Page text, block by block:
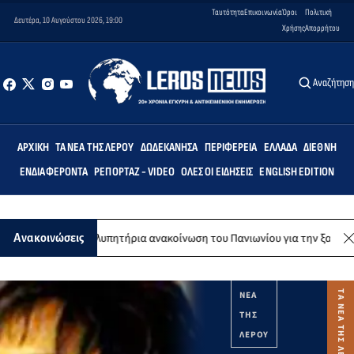
Δευτέρα, 10 Αυγούστου 2026, 19:00
ΤαυτότηταΕπικοινωνίαΌροι
Χρήσης
Πολιτική
Απορρήτου
Αναζήτηση
ΑΡΧΙΚΉ ΤΑ ΝΈΑ ΤΗΣ ΛΈΡΟΥ ΔΩΔΕΚΆΝΗΣΑ ΠΕΡΙΦΈΡΕΙΑ ΕΛΛΆΔΑ ΔΙΕΘΝΉ
ΕΝΔΙΑΦΈΡΟΝΤΑ ΡΕΠΟΡΤΆΖ - VIDEO ΌΛΕΣ ΟΙ ΕΙΔΉΣΕΙΣ ENGLISH EDITION
Ανακοινώσεις
Συλλυπητήρια ανακοίνωση του Πανιωνίου για την ξαφνική
ΝΕΑ
ΤΗΣ
ΛΕΡΟΥ